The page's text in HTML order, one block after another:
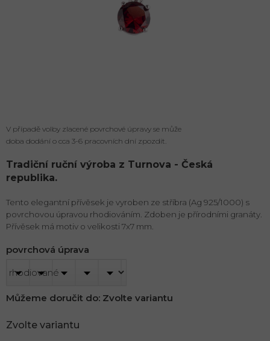
Zvolte variantu
povrchová úprava
Můžeme doručit do: Zvolte variantu
V případě volby zlacené povrchové úpravy se může
doba dodání o cca 3-6 pracovních dní zpozdit.
Tradiční ruční výroba z Turnova - Česká
republika.
Tento elegantní přívěsek je vyroben ze stříbra (Ag 925/1000) s
povrchovou úpravou rhodiováním. Zdoben je přírodními granáty.
Přívěsek má motiv o velikosti 7x7 mm.